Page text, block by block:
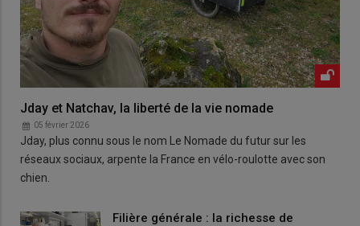
Jday et Natchav, la liberté de la vie nomade
05 février 2026
Jday, plus connu sous le nom Le Nomade du futur sur les
réseaux sociaux, arpente la France en vélo-roulotte avec son
chien.
Filière générale : la richesse de